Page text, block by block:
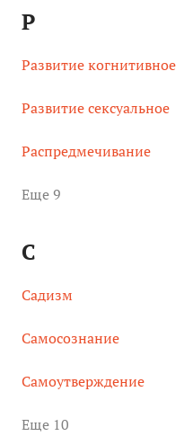
Р
Развитие когнитивное
Развитие сексуальное
Распредмечивание
Eще 9
С
Садизм
Самосознание
Самоутверждение
Eще 10